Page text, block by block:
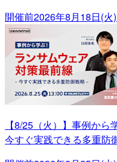
開催前2026年8月18日(火
【8/25（火）】事例か
今すぐ実践できる多重防